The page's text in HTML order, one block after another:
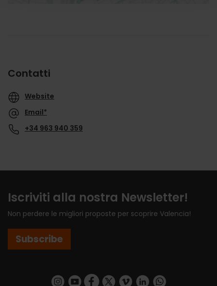
Contatti
Website
Email*
+34 963 940 359
Iscriviti alla nostra Newsletter!
Non perdere le migliori proposte per scoprire Valencia!
Subscribe
https://www.instagram.com/visit_valencia/
https://www.youtube.com/user/
https://www.facebook.com/
https://twitter.com/VisitaValencia
https://vimeo.com/
https://www.linkedin.com/company/turismo-valencia/https://api.whatsapp.com/send/